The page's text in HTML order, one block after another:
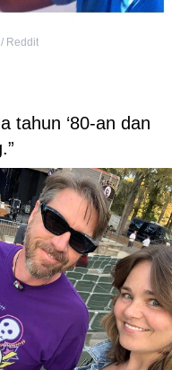
Reddit
tahun ‘80-an dan